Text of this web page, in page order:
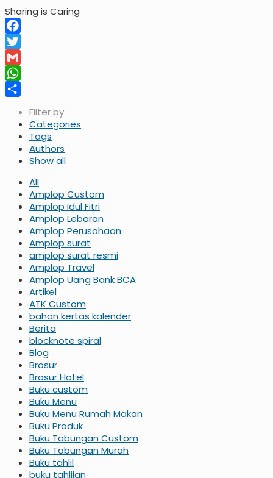
Sharing is Caring
Facebook
Twitter
Gmail
WhatsApp
Filter by
Categories
Tags
Authors
Show all
All
Amplop Custom
Amplop Idul Fitri
Amplop Lebaran
Amplop Perusahaan
Amplop surat
amplop surat resmi
Amplop Travel
Amplop Uang Bank BCA
Artikel
ATK Custom
bahan kertas kalender
Berita
blocknote spiral
Blog
Brosur
Brosur Hotel
Buku custom
Buku Menu
Buku Menu Rumah Makan
Buku Produk
Buku Tabungan Custom
Buku Tabungan Murah
Buku tahlil
buku tahlilan